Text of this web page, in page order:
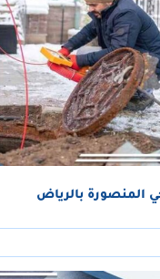
المنصورة بالرياض